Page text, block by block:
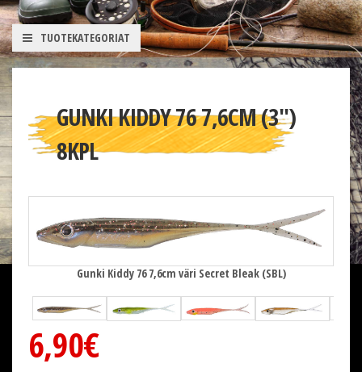
TUOTEKATEGORIAT
GUNKI KIDDY 76 7,6CM (3'')
8KPL
Gunki Kiddy 76 7,6cm väri Secret Bleak (SBL)
6,90€